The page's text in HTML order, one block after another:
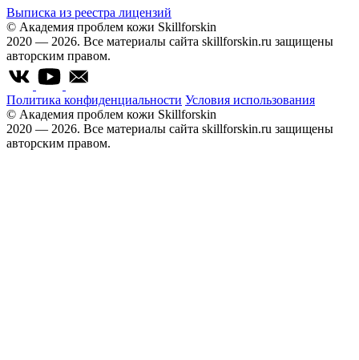
Выписка из реестра лицензий
© Академия проблем кожи Skillforskin
2020 — 2026. Все материалы сайта skillforskin.ru защищены
авторским правом.
Политика конфиденциальности Условия использования
© Академия проблем кожи Skillforskin
2020 — 2026. Все материалы сайта skillforskin.ru защищены
авторским правом.